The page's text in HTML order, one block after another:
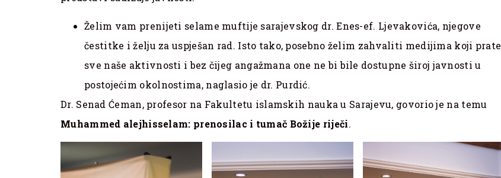
Želim vam prenijeti selame muftije sarajevskog dr. Enes-ef. Ljevakovića, njegove
čestitke i želju za uspješan rad. Isto tako, posebno želim zahvaliti medijima koji prate
sve naše aktivnosti i bez čijeg angažmana one ne bi bile dostupne široj javnosti u
postojećim okolnostima, naglasio je dr. Purdić.
Dr. Senad Ćeman, profesor na Fakultetu islamskih nauka u Sarajevu, govorio je na temu
Muhammed alejhisselam: prenosilac i tumač Božije riječi.